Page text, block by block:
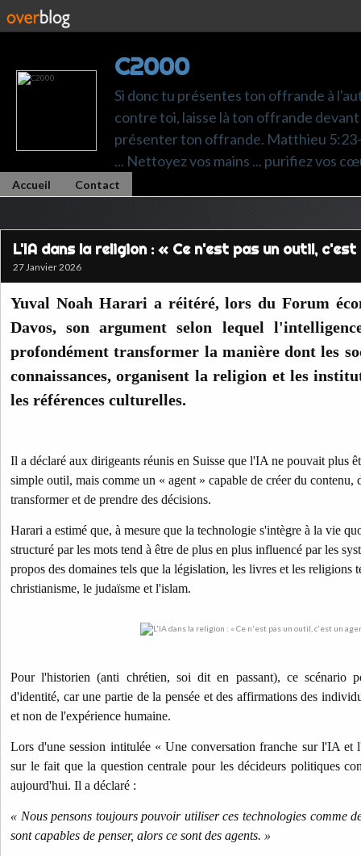
C2000
Si donc tu présentes ton offrande à
contre toi, laisse là ton offrande
présenter ton offrande. Matthieu 5:23-
... Nettoyez vos mains ... purifiez vos
Accueil Contact
L'IA dans la religion : « Ce n'est pas un outil,
27 Janvier 2026
Yuval Noah Harari a réitéré, lors du Forum
Davos, son argument selon lequel
profondément transformer la manière dont les
connaissances, organisent la religion et les
les références culturelles.
Il a déclaré aux dirigeants réunis en Suisse que l'IA ne pouvait plus
simple outil, mais comme un « agent » capable de créer du contenu,
transformer et de prendre des décisions.
Harari a estimé que, à mesure que la technologie s'intègre à la vie
structuré par les mots tend à être de plus en plus influencé par les
propos des domaines tels que la législation, les livres et les religions
christianisme, le judaïsme et l'islam.
Pour l'historien (anti chrétien, soi dit en passant), ce scénario
d'identité, car une partie de la pensée et des affirmations des
et non de l'expérience humaine.
Lors d'une session intitulée « Une conversation franche sur l'IA et
sur le fait que la question centrale pour les décideurs politiques
aujourd'hui. Il a déclaré :
« Nous pensons toujours pouvoir utiliser ces technologies comme
sont capables de penser, alors ce sont des agents. »